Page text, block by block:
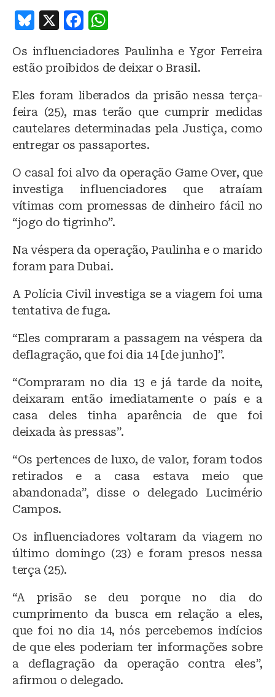
B
e
s
k
y
X
F
c
e
b
o
o
at
s
A
p
p
Os influenciadores Paulinha e Ygor Ferreira
estão proibidos de deixar o Brasil.
Eles foram liberados da prisão nessa terça-
feira (25), mas terão que cumprir medidas
cautelares determinadas pela Justiça, como
entregar os passaportes.
O casal foi alvo da operação Game Over, que
investiga influenciadores que atraíam
vítimas com promessas de dinheiro fácil no
“jogo do tigrinho”.
Na véspera da operação, Paulinha e o marido
foram para Dubai.
A Polícia Civil investiga se a viagem foi uma
tentativa de fuga.
“Eles compraram a passagem na véspera da
deflagração, que foi dia 14 [de junho]”.
“Compraram no dia 13 e já tarde da noite,
deixaram então imediatamente o país e a
casa deles tinha aparência de que foi
deixada às pressas”.
“Os pertences de luxo, de valor, foram todos
retirados e a casa estava meio que
abandonada”, disse o delegado Lucimério
Campos.
Os influenciadores voltaram da viagem no
último domingo (23) e foram presos nessa
terça (25).
“A prisão se deu porque no dia do
cumprimento da busca em relação a eles,
que foi no dia 14, nós percebemos indícios
de que eles poderiam ter informações sobre
a deflagração da operação contra eles”,
afirmou o delegado.